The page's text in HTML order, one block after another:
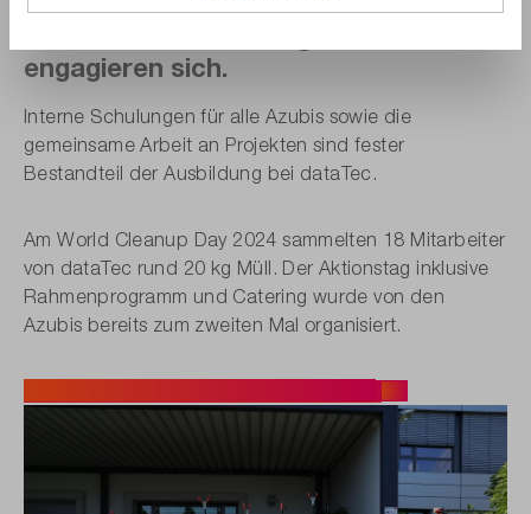
engagieren sich.
Interne Schulungen für alle Azubis sowie die
gemeinsame Arbeit an Projekten sind fester
Bestandteil der Ausbildung bei dataTec.
Am World Cleanup Day 2024 sammelten 18 Mitarbeiter
von dataTec rund 20 kg Müll. Der Aktionstag inklusive
Rahmenprogramm und Catering wurde von den
Azubis bereits zum zweiten Mal organisiert.